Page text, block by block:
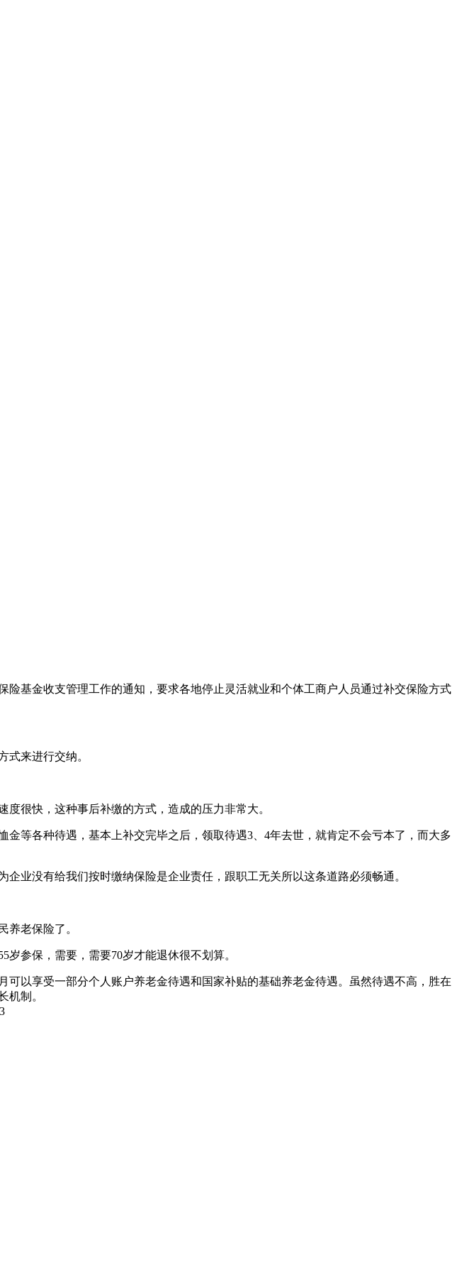
基金收支管理工作的通知，要求各地停止灵活就业和个体工商户人员通过补交保险方式
式来进行交纳。
很快，这种事后补缴的方式，造成的压力非常大。
等各种待遇，基本上补交完毕之后，领取待遇3、4年去世，就肯定不会亏本了，而大多
业没有给我们按时缴纳保险是企业责任，跟职工无关所以这条道路必须畅通。
养老保险了。
参保，需要，需要70岁才能退休很不划算。
以享受一部分个人账户养老金待遇和国家补贴的基础养老金待遇。虽然待遇不高，胜在
机制。